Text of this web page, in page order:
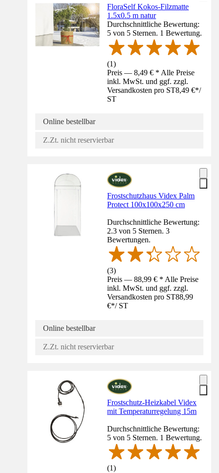
FloraSelf Kokos-Filzmatte
1.5x0.5 m natur
Durchschnittliche Bewertung:
5 von 5 Sternen. 1 Bewertung.
(1)
Preis — 8,49 € * Alle Preise
inkl. MwSt. und ggf. zzgl.
Versandkosten pro ST8,49 €*/
ST
Online bestellbar
Z.Zt. nicht reservierbar
Frostschutzhaus Videx Palm
Protect 100x100x250 cm
Durchschnittliche Bewertung:
2.3 von 5 Sternen. 3
Bewertungen.
(3)
Preis — 88,99 € * Alle Preise
inkl. MwSt. und ggf. zzgl.
Versandkosten pro ST88,99
€*/ ST
Online bestellbar
Z.Zt. nicht reservierbar
Frostschutz-Heizkabel Videx
mit Temperaturregelung 15m
Durchschnittliche Bewertung:
5 von 5 Sternen. 1 Bewertung.
(1)